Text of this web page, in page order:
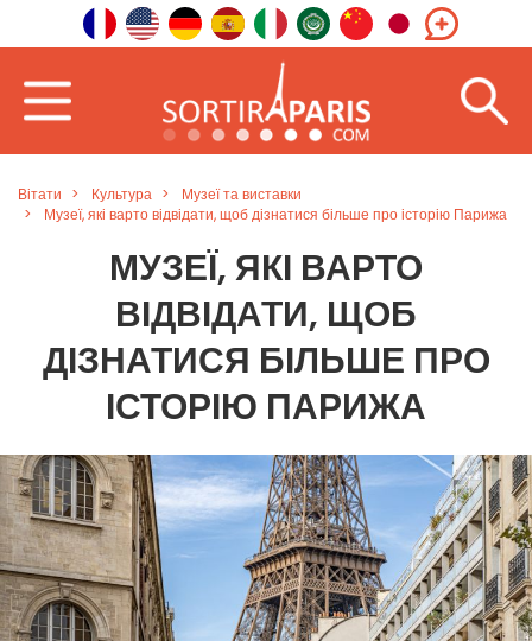
Вітати Культура
Музеї та виставки
Музеї, які варто відвідати, щоб дізнатися більше про історію Парижа
МУЗЕЇ, ЯКІ ВАРТО
ВІДВІДАТИ, ЩОБ
ДІЗНАТИСЯ БІЛЬШЕ ПРО
ІСТОРІЮ ПАРИЖА